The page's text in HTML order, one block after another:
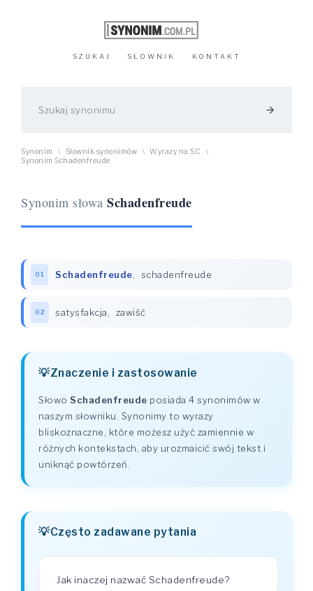
SZUKAJ SŁOWNIK KONTAKT
arrow_forward
Synonim \ Słownik synonimów \ Wyrazy na SC \
Synonim Schadenfreude
Synonim słowa Schadenfreude
01 Schadenfreude schadenfreude
02 satysfakcja zawiść
Znaczenie i zastosowanie
Słowo Schadenfreude posiada 4 synonimów w
naszym słowniku. Synonimy to wyrazy
bliskoznaczne, które możesz użyć zamiennie w
różnych kontekstach, aby urozmaicić swój tekst i
uniknąć powtórzeń.
Często zadawane pytania
Jak inaczej nazwać Schadenfreude?